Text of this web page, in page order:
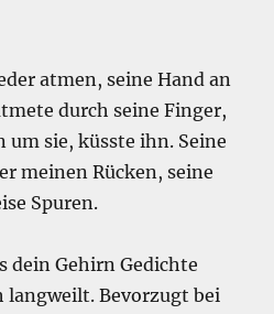
atmen, seine Hand an
durch seine Finger,
um sie, küsste ihn. Seine
meinen Rücken, seine
Spuren.
dein Gehirn Gedichte
langweilt. Bevorzugt bei